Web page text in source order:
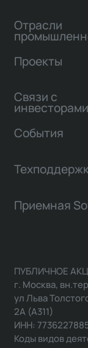
Отрасли
Проекты
Связи с
инвесторами
События
Приемная
ПУБЛИЧНОЕ
г. Москва,
ул Льва
2А (А311)
ИНН:
Коды видов